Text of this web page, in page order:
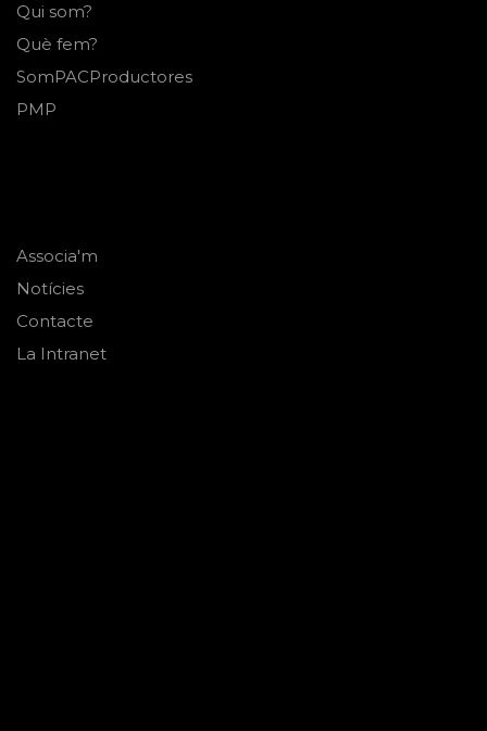
Qui som?
Què fem?
SomPACProductores
PMP
Associa'm
Notícies
Contacte
La Intranet